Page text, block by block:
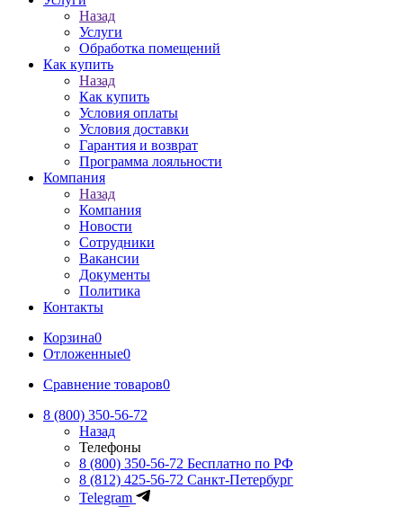
Назад
Услуги
Обработка помещений
Как купить
Назад
Как купить
Условия оплаты
Условия доставки
Гарантия и возврат
Программа лояльности
Компания
Назад
Компания
Новости
Сотрудники
Вакансии
Документы
Политика
Контакты
Корзина0
Отложенные0
Сравнение товаров0
8 (800) 350-56-72
Назад
Телефоны
8 (800) 350-56-72 Бесплатно по РФ
8 (812) 425-56-72 Санкт-Петербург
Telegram